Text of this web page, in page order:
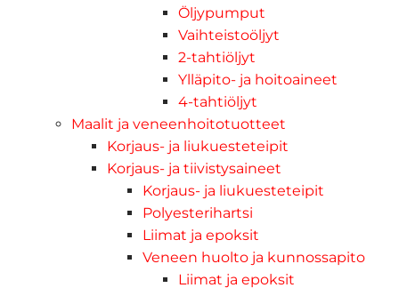
Öljypumput
Vaihteistoöljyt
2-tahtiöljyt
Ylläpito- ja hoitoaineet
4-tahtiöljyt
Maalit ja veneenhoitotuotteet
Korjaus- ja liukuesteteipit
Korjaus- ja tiivistysaineet
Korjaus- ja liukuesteteipit
Polyesterihartsi
Liimat ja epoksit
Veneen huolto ja kunnossapito
Liimat ja epoksit